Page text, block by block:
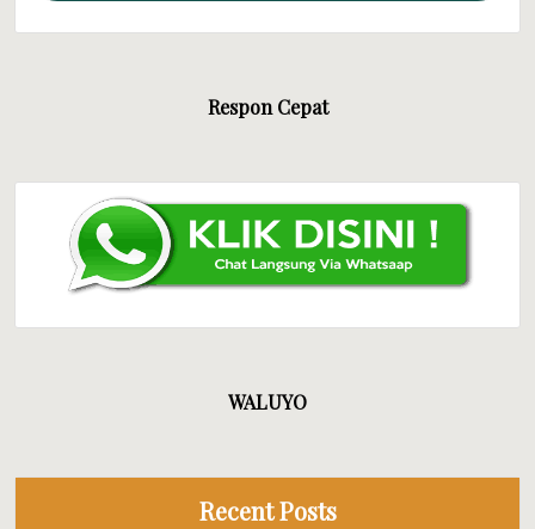
Respon Cepat
WALUYO
Recent Posts